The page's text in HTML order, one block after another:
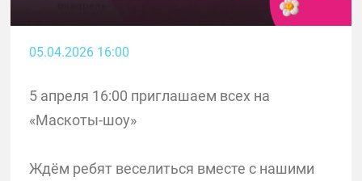
05.04.2026 16:00
5 апреля 16:00 приглашаем всех на
«Маскоты-шоу»
Ждём ребят веселиться вместе с нашими